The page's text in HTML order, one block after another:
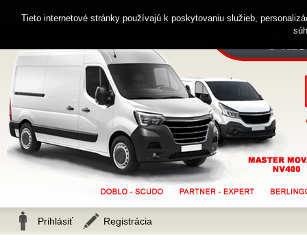
Zákaznícka linka 0914 238 482
Prihlásiť Registrácia
Tieto internetové stránky používajú k poskytovaniu služieb,